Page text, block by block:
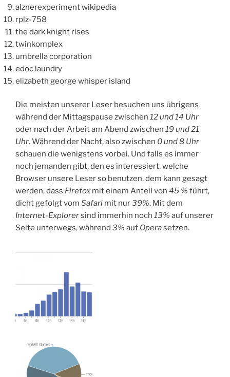
alznerexperiment wikipedia
rplz-758
the dark knight rises
twinkomplex
umbrella corporation
edoc laundry
elizabeth george whisper island
Die meisten unserer Leser besuchen uns übrigens
während der Mittagspause zwischen 12 und 14 Uhr
oder nach der Arbeit am Abend zwischen 19 und 21
Uhr. Während der Nacht, also zwischen 0 und 8 Uhr
schauen die wenigstens vorbei. Und falls es immer
noch jemanden gibt, den es interessiert, welche
Browser unsere Leser so benutzen, dem kann gesagt
werden, dass Firefox mit einem Anteil von 45 % führt,
dicht gefolgt vom Safari mit nur39%. Mit dem
Internet-Explorersind immerhin noch 13% auf unserer
Seite unterwegs, während 3% auf Operasetzen.